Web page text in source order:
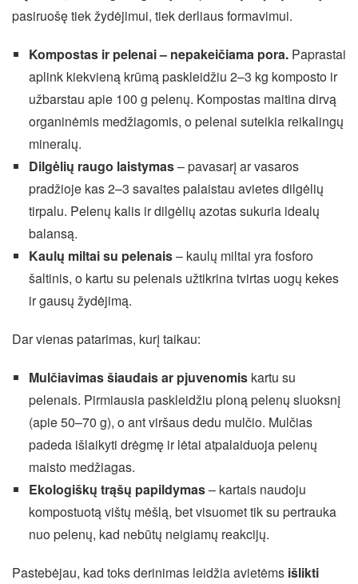
pasiruošę tiek žydėjimui, tiek derliaus formavimui.
Kompostas ir pelenai – nepakeičiama pora.Paprastai
aplink kiekvieną krūmą paskleidžiu 2–3 kg komposto ir
užbarstau apie 100 g pelenų. Kompostas maitina dirvą
organinėmis medžiagomis, o pelenai suteikia reikalingų
mineralų.
Dilgėlių raugo laistymas– pavasarį ar vasaros
pradžioje kas 2–3 savaites palaistau avietes dilgėlių
tirpalu. Pelenų kalis ir dilgėlių azotas sukuria idealų
balansą.
Kaulų miltai su pelenais– kaulų miltai yra fosforo
šaltinis, o kartu su pelenais užtikrina tvirtas uogų kekes
ir gausų žydėjimą.
Dar vienas patarimas, kurį taikau:
Mulčiavimas šiaudais ar pjuvenomiskartu su
pelenais. Pirmiausia paskleidžiu ploną pelenų sluoksnį
(apie 50–70 g), o ant viršaus dedu mulčio. Mulčias
padeda išlaikyti drėgmę ir lėtai atpalaiduoja pelenų
maisto medžiagas.
Ekologiškų trąšų papildymas– kartais naudoju
kompostuotą vištų mėšlą, bet visuomet tik su pertrauka
nuo pelenų, kad nebūtų neigiamų reakcijų.
Pastebėjau, kad toks derinimas leidžia avietėms išlikti